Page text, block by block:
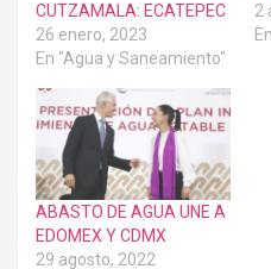
CUTZAMALA: ECATEPEC
26 enero, 2023
En "Agua y Saneamiento"
2
ABASTO DE AGUA UNE A
EDOMEX Y CDMX
29 agosto, 2022